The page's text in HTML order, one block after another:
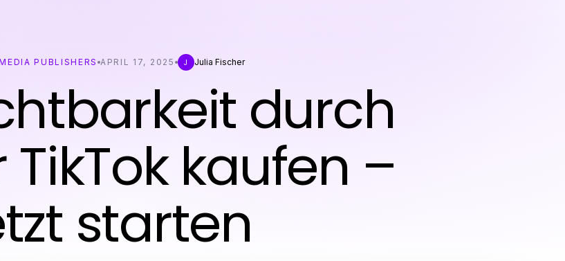
PUBLISHERS APRIL 17, 2025 J Julia Fischer
durch
TikTok kaufen –
starten